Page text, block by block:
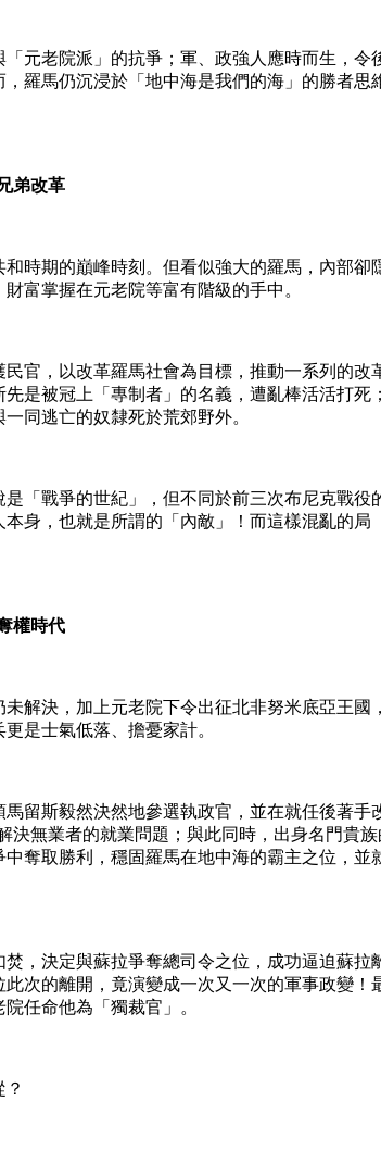
老院派」的抗爭；軍、政強人應時而生，令
羅馬仍沉浸於「地中海是我們的海」的勝者思
弟改革
期的巔峰時刻。但看似強大的羅馬，內部卻
富掌握在元老院等富有階級的手中。
，以改革羅馬社會為目標，推動一系列的改
是被冠上「專制者」的名義，遭亂棒活活打死；
同逃亡的奴隸死於荒郊野外。
戰爭的世紀」，但不同於前三次布尼克戰役
身，也就是所謂的「內敵」！而這樣混亂的局
權時代
決，加上元老院下令出征北非努米底亞王國，
是士氣低落、擔憂家計。
斯毅然決然地參選執政官，並在就任後著手
無業者的就業問題；與此同時，出身名門貴族
奪取勝利，穩固羅馬在地中海的霸主之位，並
決定與蘇拉爭奪總司令之位，成功逼迫蘇拉
次的離開，竟演變成一次又一次的軍事政變！
任命他為「獨裁官」。